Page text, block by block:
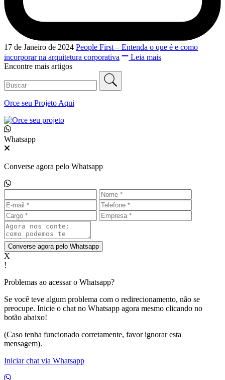
17 de Janeiro de 2024 People First – Entenda o que é e como
incorporar na arquitetura corporativa
Leia mais
Encontre mais artigos
Orce seu Projeto Aqui
Whatsapp
Converse agora pelo Whatsapp
Converse agora pelo Whatsapp
X
!
Problemas ao acessar o Whatsapp?
Se você teve algum problema com o redirecionamento, não se
preocupe. Inicie o chat no Whatsapp agora mesmo clicando no
botão abaixo!
(Caso tenha funcionado corretamente, favor ignorar esta
mensagem).
Iniciar chat via Whatsapp